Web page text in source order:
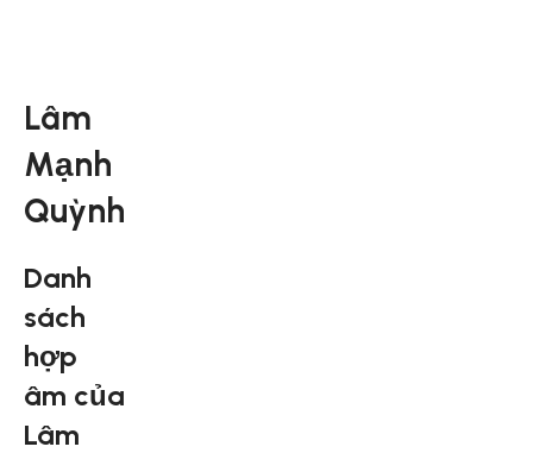
Lâm
Mạnh
Quỳnh
Danh
sách
hợp
âm của
Lâm